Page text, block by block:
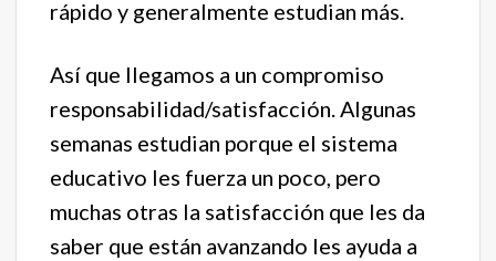
rápido y generalmente estudian más.
Así que llegamos a un compromiso
responsabilidad/satisfacción. Algunas
semanas estudian porque el sistema
educativo les fuerza un poco, pero
muchas otras la satisfacción que les da
saber que están avanzando les ayuda a